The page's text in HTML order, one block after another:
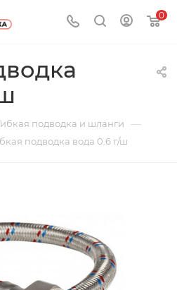
0
подводка и шланги —
подводка вода 0.6 г/ш